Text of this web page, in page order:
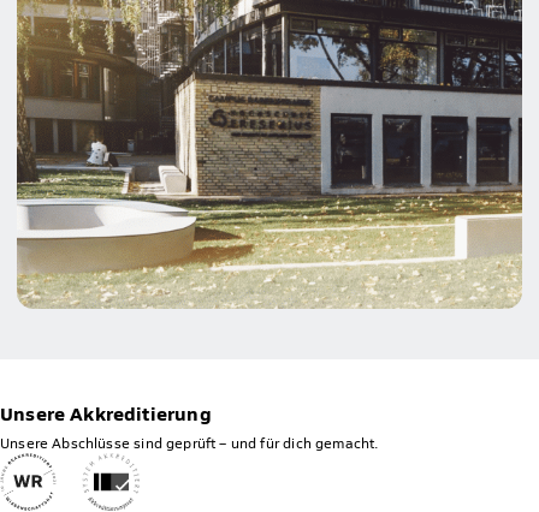
Unsere Akkreditierung
Unsere Abschlüsse sind geprüft – und für dich gemacht.